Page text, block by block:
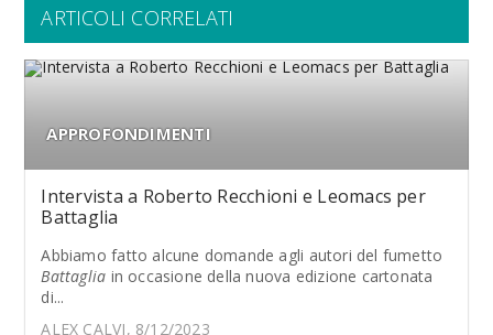
ARTICOLI CORRELATI
APPROFONDIMENTI
Intervista a Roberto Recchioni e Leomacs per
Battaglia
Abbiamo fatto alcune domande agli autori del fumetto
Battaglia in occasione della nuova edizione cartonata
di...
ALEX CALVI, 8/12/2023